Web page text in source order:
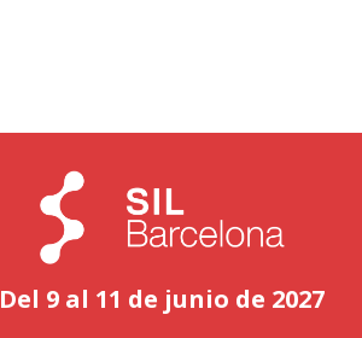
Del 9 al 11 de junio de 2027